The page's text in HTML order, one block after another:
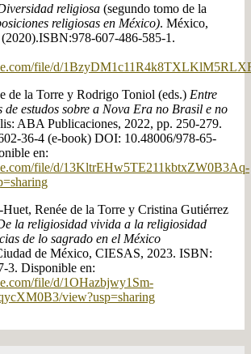
religiosa (segundo tomo de la
religiosas en México). México,
607-486-585-1.
file/d/
de la Torre y Rodrigo Toniol (eds.) Entre
de estudos sobre a Nova Era no Brasil e no
ABA Publicaciones, 2022, pp. 250-279.
36-4 (e-book) DOI: 10.48006/978-65-
en:
file/d/13KltrEHw5TE211kbtxZW0B3Aq-
Renée de la Torre y Cristina Gutiérrez
la religiosidad vivida a la religiosidad
de lo sagrado en el México
de México, CIESAS, 2023. ISBN:
3‌. Disponible en:
file/d/1OHazbjwy1Sm-
view?usp=sharing